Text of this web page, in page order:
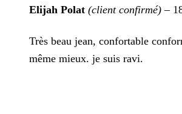
Elijah Polat (client confirmé) –
Très beau jean, confortable
même mieux. je suis ravi.